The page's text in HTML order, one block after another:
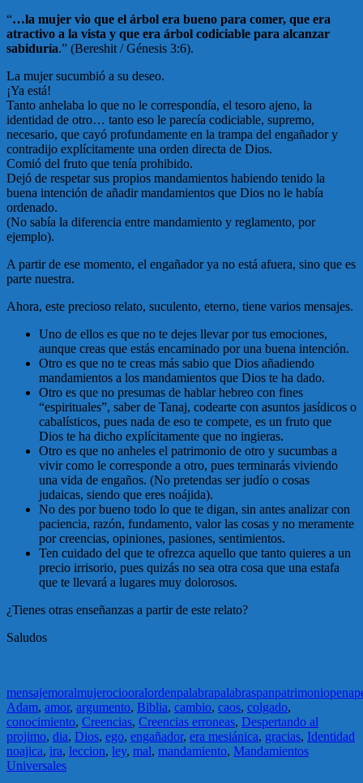
“…la mujer vio que el árbol era bueno para comer, que era
atractivo a la vista y que era árbol codiciable para alcanzar
sabiduría.” (Bereshit / Génesis 3:6).
La mujer sucumbió a su deseo.
¡Ya está!
Tanto anhelaba lo que no le correspondía, el tesoro ajeno, la
identidad de otro… tanto eso le parecía codiciable, supremo,
necesario, que cayó profundamente en la trampa del engañador y
contradijo explícitamente una orden directa de Dios.
Comió del fruto que tenía prohibido.
Dejó de respetar sus propios mandamientos habiendo tenido la
buena intención de añadir mandamientos que Dios no le había
ordenado.
(No sabía la diferencia entre mandamiento y reglamento, por
ejemplo).
A partir de ese momento, el engañador ya no está afuera, sino que es
parte nuestra.
Ahora, este precioso relato, suculento, eterno, tiene varios mensajes.
Uno de ellos es que no te dejes llevar por tus emociones,
aunque creas que estás encaminado por una buena intención.
Otro es que no te creas más sabio que Dios añadiendo
mandamientos a los mandamientos que Dios te ha dado.
Otro es que no presumas de hablar hebreo con fines
“espirituales”, saber de Tanaj, codearte con asuntos jasídicos o
cabalísticos, pues nada de eso te compete, es un fruto que
Dios te ha dicho explícitamente que no ingieras.
Otro es que no anheles el patrimonio de otro y sucumbas a
vivir como le corresponde a otro, pues terminarás viviendo
una vida de engaños. (No pretendas ser judío o cosas
judaicas, siendo que eres noájida).
No des por bueno todo lo que te digan, sin antes analizar con
paciencia, razón, fundamento, valor las cosas y no meramente
por creencias, opiniones, pasiones, sentimientos.
Ten cuidado del que te ofrezca aquello que tanto quieres a un
precio irrisorio, pues quizás no sea otra cosa que una estafa
que te llevará a lugares muy dolorosos.
¿Tienes otras enseñanzas a partir de este relato?
Saludos
mensajemoralmujerociooralordenpalabrapalabraspanpatrimoniopena
Adam, amor, argumento, Biblia, cambio, caos, colgado,
conocimiento, Creencias, Creencias erroneas, Despertando al
projimo, dia, Dios, ego, engañador, era mesiánica, gracias, Identidad
noajica, ira, leccion, ley, mal, mandamiento, Mandamientos
Universales